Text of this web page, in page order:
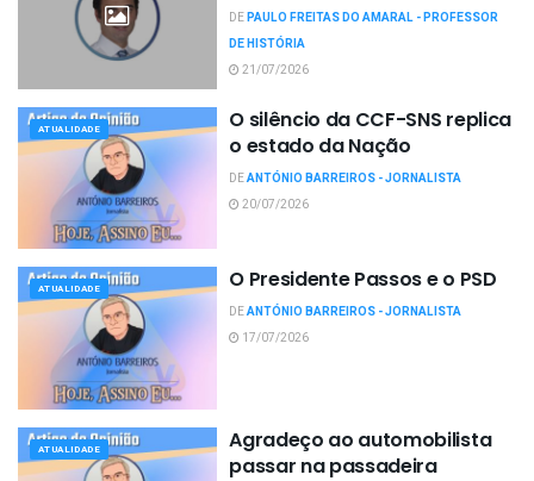
DEPAULO FREITAS DO AMARAL - PROFESSOR
DE HISTÓRIA
21/07/2026
ATUALIDADE
O silêncio da CCF-SNS replica
o estado da Nação
DEANTÓNIO BARREIROS - JORNALISTA
20/07/2026
ATUALIDADE O Presidente Passos e o PSD
DEANTÓNIO BARREIROS - JORNALISTA
17/07/2026
ATUALIDADE
Agradeço ao automobilista
passar na passadeira